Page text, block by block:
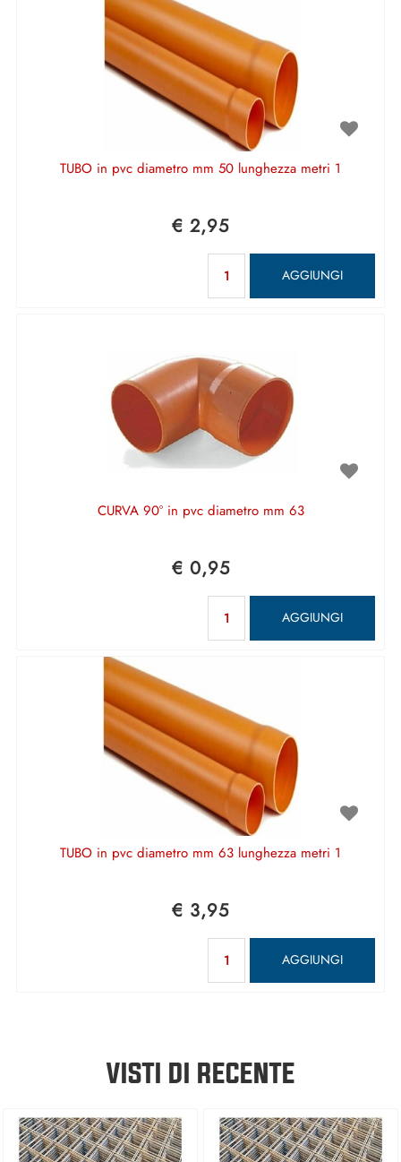
TUBO in pvc diametro mm 50 lunghezza metri 1
€ 2,95
AGGIUNGI
CURVA 90° in pvc diametro mm 63
€ 0,95
AGGIUNGI
TUBO in pvc diametro mm 63 lunghezza metri 1
€ 3,95
AGGIUNGI
VISTI DI RECENTE